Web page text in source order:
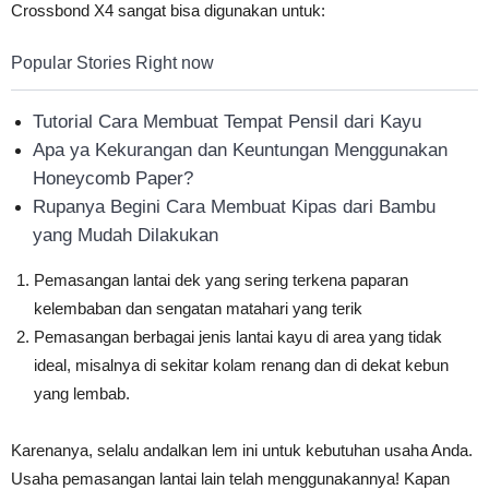
Crossbond X4 sangat bisa digunakan untuk:
Popular Stories Right now
Tutorial Cara Membuat Tempat Pensil dari Kayu
Apa ya Kekurangan dan Keuntungan Menggunakan
Honeycomb Paper?
Rupanya Begini Cara Membuat Kipas dari Bambu
yang Mudah Dilakukan
Pemasangan lantai dek yang sering terkena paparan
kelembaban dan sengatan matahari yang terik
Pemasangan berbagai jenis lantai kayu di area yang tidak
ideal, misalnya di sekitar kolam renang dan di dekat kebun
yang lembab.
Karenanya, selalu andalkan lem ini untuk kebutuhan usaha Anda.
Usaha pemasangan lantai lain telah menggunakannya! Kapan